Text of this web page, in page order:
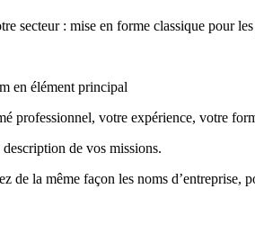
secteur : mise en forme classique pour
en élément principal
professionnel, votre expérience, votre
de vos missions.
de la même façon les noms d’entreprise,